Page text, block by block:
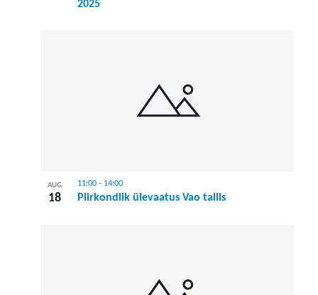
2025
AUG
18 Piirkondlik ülevaatus Vao tallis
11:00- 14:00